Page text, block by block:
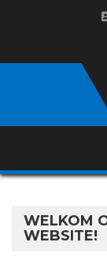
WELKOM
WEBSITE!